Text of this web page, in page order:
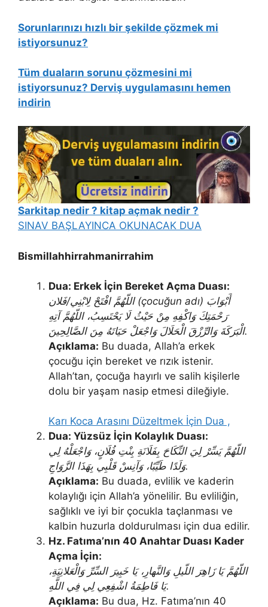
Sorunlarınızı hızlı bir şekilde çözmek mi
istiyorsunuz?
Tüm duaların sorunu çözmesini mi
istiyorsunuz? Derviş uygulamasını hemen
indirin
Sarkitap nedir ? kitap açmak nedir ?
SINAV BAŞLAYINCA OKUNACAK DUA
Bismillahhirrahmanirrahim
Dua: Erkek İçin Bereket Açma Duası:
اللّهُمَّ افْتَحْ لِابْنِي/فَلان (çocuğun adı) أَبْوَابَ
رَحْمَتِكَ وَاكْفِهِ مِنْ حَيْثُ لَا يَحْتَسِبُ، اللّهُمَّ آتِهِ
الْبَرَكَةَ وَالرِّزْقَ الْحَلَالَ وَاجْعَلْ حَيَاتَهُ مِنَ الصَّالِحِينَ.
Açıklama: Bu duada, Allah’a erkek
çocuğu için bereket ve rızık istenir.
Allah’tan, çocuğa hayırlı ve salih kişilerle
dolu bir yaşam nasip etmesi dileğiyle.
Karı Koca Arasını Düzeltmek İçin Dua ,
Dua: Yüzsüz İçin Kolaylık Duası:
اللّهُمَّ يَسِّرْ لِيَ النِّكَاحَ بِفَلَانَةِ بِنْتِ فُلَانٍ، وَاجْعَلْهُ لِي
وَلَدًا طَيِّبًا، وَآنِسْ قَلْبِي بِهَذَا الزَّوَاجِ.
Açıklama: Bu duada, evlilik ve kaderin
kolaylığı için Allah’a yönelilir. Bu evliliğin,
sağlıklı ve iyi bir çocukla taçlanması ve
kalbin huzurla doldurulması için dua edilir.
Hz. Fatıma’nın 40 Anahtar Duası Kader
Açma İçin:
اللّهُمَّ يَا زَاهِرَ اللّيلِ وَالنَّهارِ، يَا خَبِيرَ السِّرِّ وَالْعَلانِيَةِ،
يَا فَاطِمَةُ اشْفِعِي لِي فِي اللَّهِ.
Açıklama: Bu dua, Hz. Fatıma’nın 40